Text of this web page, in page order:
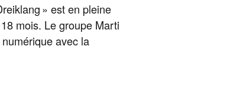
» est en pleine
mois. Le groupe Marti
avec la